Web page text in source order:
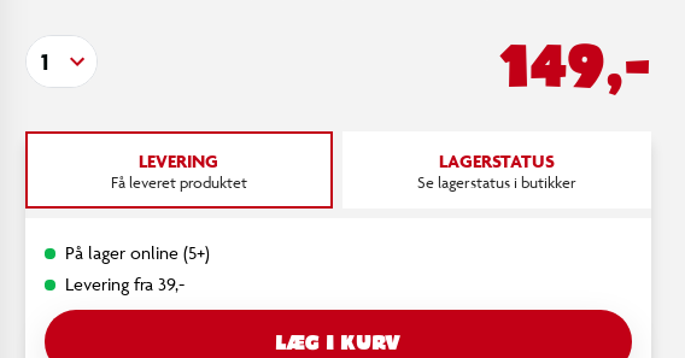
149,-
1
LEVERING
Få leveret produktet
LAGERSTATUS
Se lagerstatus i butikker
På lager online (5+)
Levering fra 39,-
LÆG I KURV